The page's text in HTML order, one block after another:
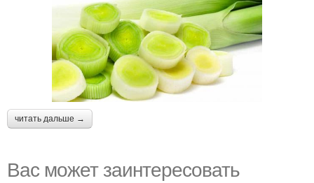
читать дальше →
Вас может заинтересовать